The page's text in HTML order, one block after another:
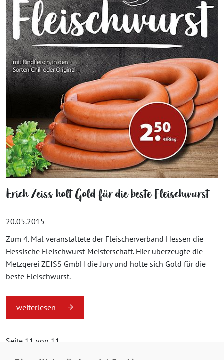
Erich Zeiss holt Gold für die beste Fleischwurst
20.05.2015
Zum 4. Mal veranstaltete der Fleischerverband Hessen die
Hessische Fleischwurst-Meisterschaft. Hier überzeugte die
Metzgerei ZEISS GmbH die Jury und holte sich Gold für die
beste Fleischwurst.
weiterlesen
Seite 11 von 11.